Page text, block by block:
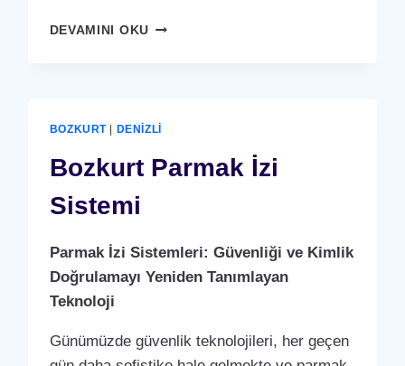
DEVAMINI OKUBOZKURT
BOZKURT| DENIZLI
Bozkurt Parmak İzi
Sistemi
Parmak İzi Sistemleri: Güvenliği ve Kimlik
Doğrulamayı Yeniden Tanımlayan
Teknoloji
Günümüzde güvenlik teknolojileri, her geçen